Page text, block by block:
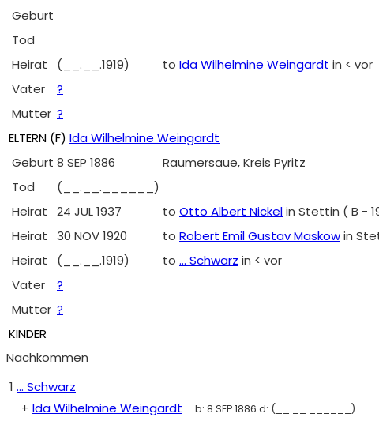
Geburt
Tod
Heirat
(__.__.1919) to Ida Wilhelmine Weingardt in < vor
Vater
?
Mutter ?
ELTERN (F) Ida Wilhelmine Weingardt
Geburt 8 SEP 1886
Raumersaue, Kreis Pyritz
Tod
(__.__.______)
Heirat
24 JUL 1937 to Otto Albert Nickelin Stettin ( B -
Heirat
30 NOV 1920 to Robert Emil Gustav Maskowin
Heirat
(__.__.1919) to ... Schwarz in < vor
Vater
?
Mutter ?
KINDER
Nachkommen
1 ... Schwarz
+ Ida Wilhelmine Weingardt b: 8 SEP 1886 d: (__.__.______)